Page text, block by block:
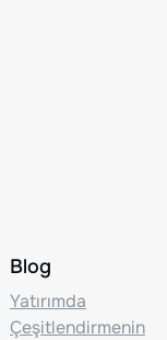
Blog
Yatırımda
Çeşitlendirmenin